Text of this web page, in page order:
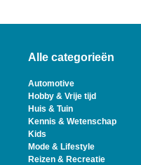
Alle categorieën
Automotive
Hobby & Vrije tijd
Huis & Tuin
Kennis & Wetenschap
Kids
Mode & Lifestyle
Reizen & Recreatie